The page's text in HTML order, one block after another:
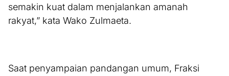
semakin kuat dalam menjalankan amanah
rakyat,” kata Wako Zulmaeta.
Saat penyampaian pandangan umum, Fraksi